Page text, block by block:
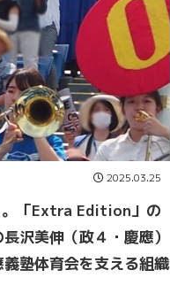
2025.03.25
。「Extra Edition」の
沢美伸（政４・慶應）
塾体育会を支える組織